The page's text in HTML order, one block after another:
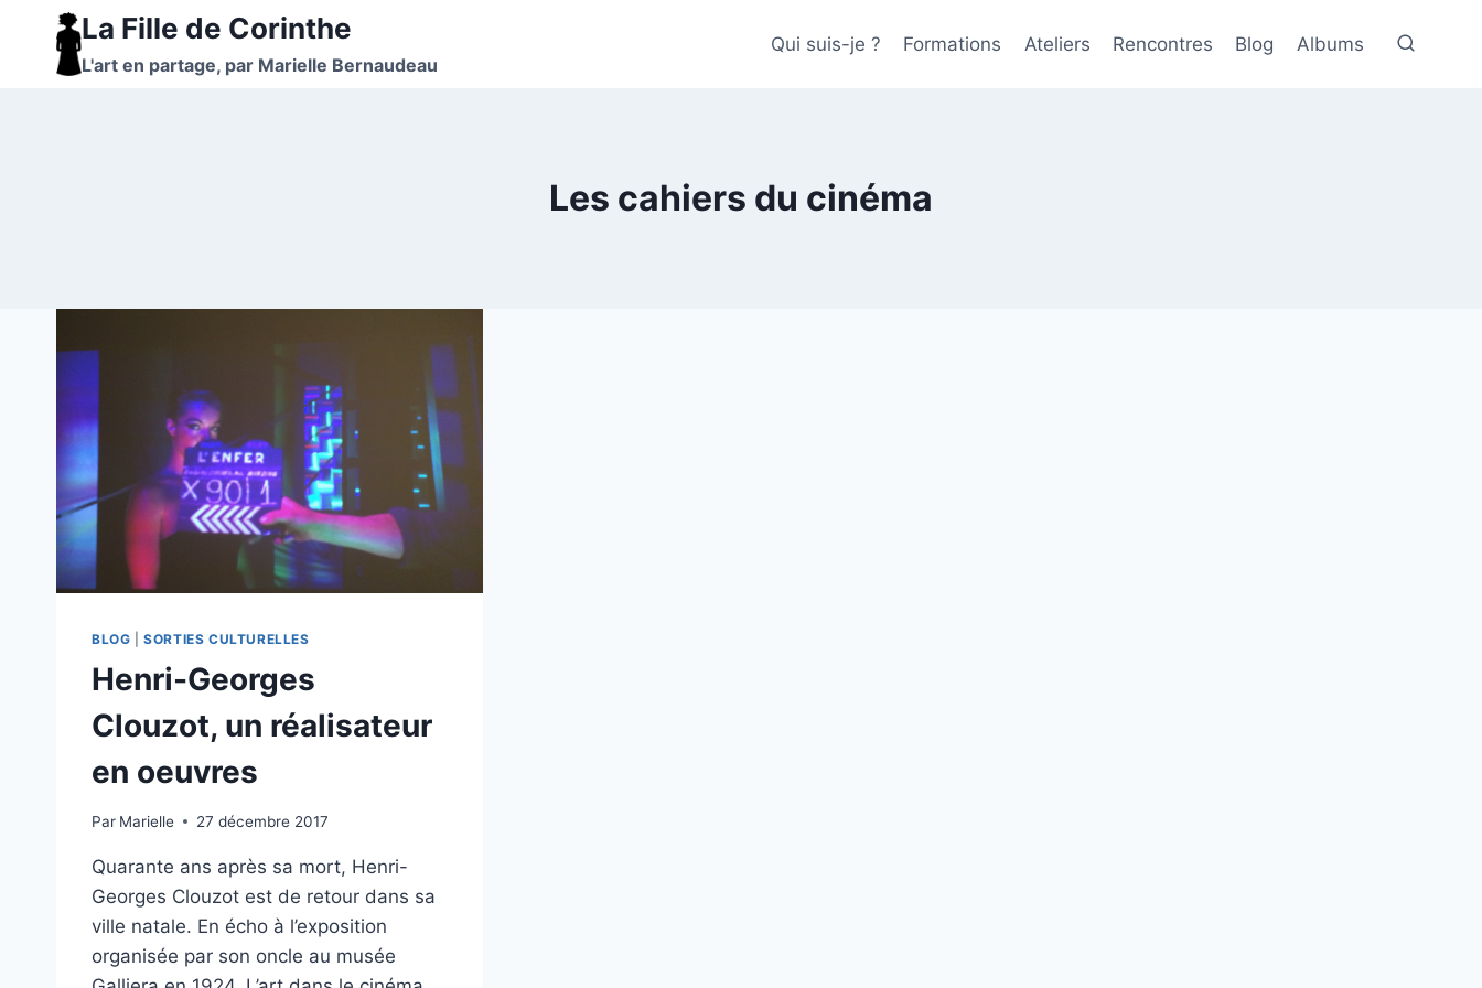
contenu
La Fille de Corinthe
L'art en partage, par Marielle Bernaudeau
Qui suis-je ? Formations Ateliers Rencontres Blog Albums
Les cahiers du cinéma
BLOG |SORTIES CULTURELLES
Henri-Georges
Clouzot, un réalisateur
en oeuvres
Par Marielle 27 décembre 2017
Quarante ans après sa mort, Henri-
Georges Clouzot est de retour dans sa
ville natale. En écho à l’exposition
organisée par son oncle au musée